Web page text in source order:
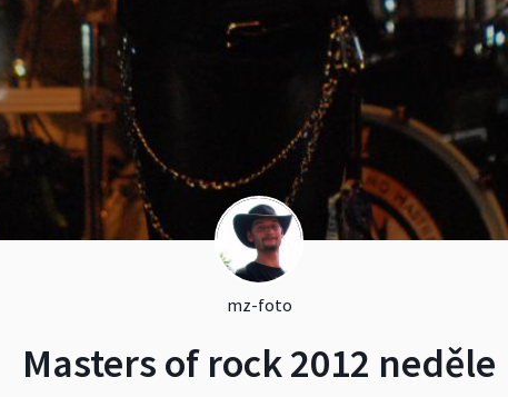
mz-foto
Masters of rock 2012 neděle